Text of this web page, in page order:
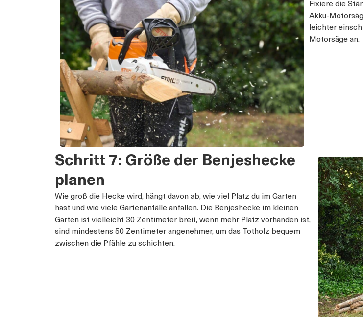
Fixiere die
Akku-
leichter
Motorsäge an.
Schritt 7: Größe der Benjeshecke
planen
Wie groß die Hecke wird, hängt davon ab, wie viel Platz du im Garten
hast und wie viele Gartenanfälle anfallen. Die Benjeshecke im kleinen
Garten ist vielleicht 30 Zentimeter breit, wenn mehr Platz vorhanden ist,
sind mindestens 50 Zentimeter angenehmer, um das Totholz bequem
zwischen die Pfähle zu schichten.